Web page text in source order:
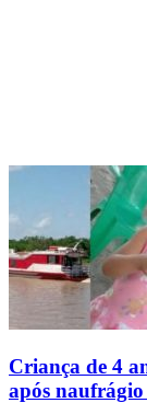
Criança de 4
após